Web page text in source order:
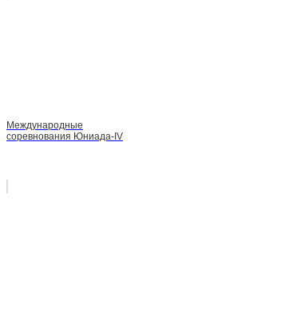
Международные
соревнования Юниада-IV